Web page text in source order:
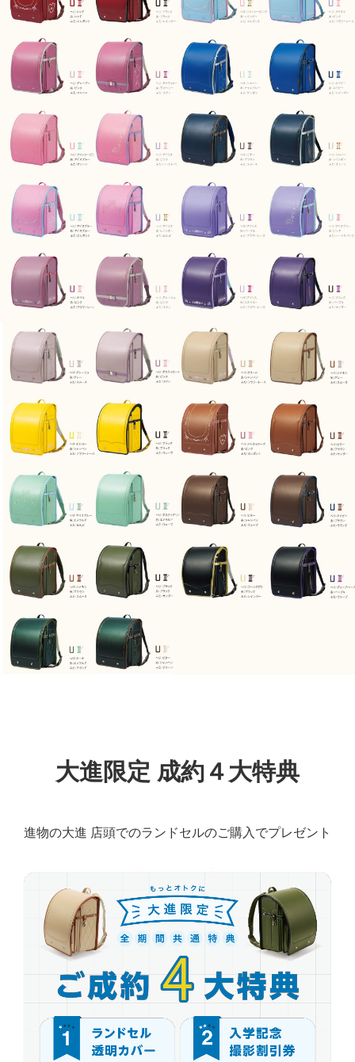
大進限定 成約４大特典
進物の大進 店頭でのランドセルのご購入でプレゼント